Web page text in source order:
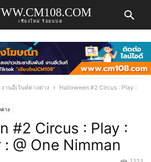
เชียงใหม่ ร้อยแปด
านอีเว้นท์ต่างต่าง
Halloween #2 Circus : Play :
ต่าง
#2 Circus : Play :
: @ One Nimman